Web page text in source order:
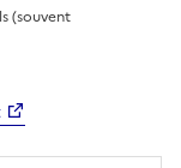
(souvent